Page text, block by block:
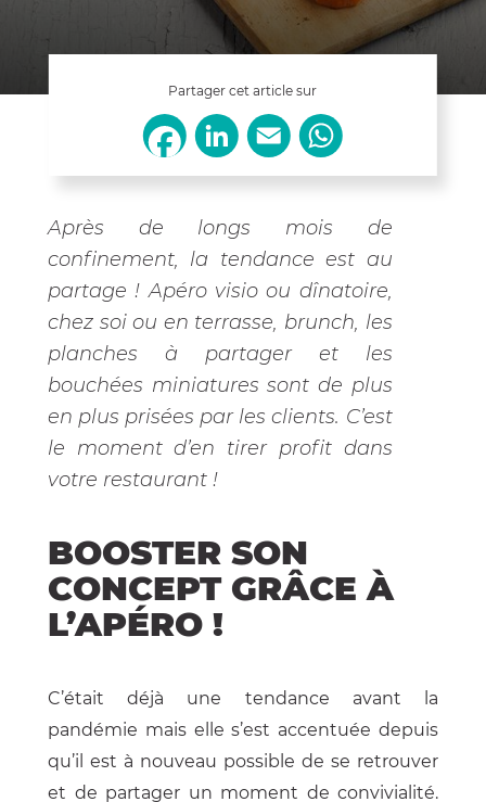
Partager cet article sur
FacebookLinkedInEmail
Après de longs mois de
confinement, la tendance est au
partage ! Apéro visio ou dînatoire,
chez soi ou en terrasse, brunch, les
planches à partager et les
bouchées miniatures sont de plus
en plus prisées par les clients. C’est
le moment d’en tirer profit dans
votre restaurant !
BOOSTER SON
CONCEPT GRÂCE À
L’APÉRO !
C’était déjà une tendance avant la
pandémie mais elle s’est accentuée depuis
qu’il est à nouveau possible de se retrouver
et de partager un moment de convivialité.